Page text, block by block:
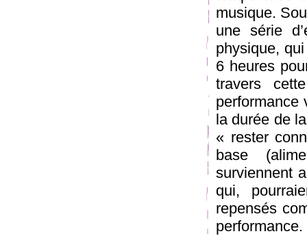
musique.
une série
physique,
6 heures
travers
performance
la durée de
« rester
base
surviennent
qui,
repensés